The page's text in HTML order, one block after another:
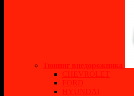
Тюнинг внедорожника
CHEVROLET
FORD
HYUNDAI